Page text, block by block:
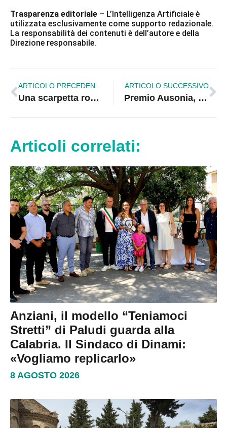
Trasparenza editoriale – L’Intelligenza Artificiale è
utilizzata esclusivamente come supporto redazionale.
La responsabilità dei contenuti è dell’autore e della
Direzione responsabile.
Una scarpetta rossa davanti alla Provincia contro la violenza sulle donne
ARTICOLO SUCCESSIVO
Premio Ausonia, a Corigliano-Rossano una giornata dedicata al dialogo tra le religioni e alla pace
Articoli correlati:
Anziani, il modello “Teniamoci
Stretti” di Paludi guarda alla
Calabria. Il Sindaco di Dinami:
«Vogliamo replicarlo»
8 AGOSTO 2026